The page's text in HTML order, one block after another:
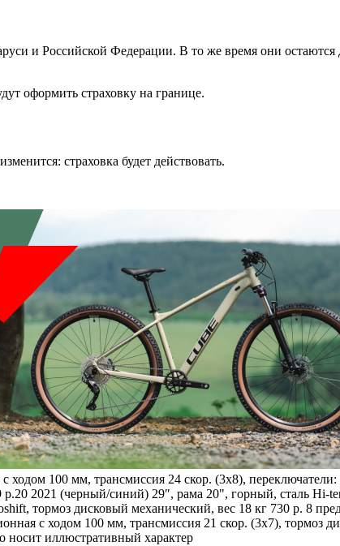
и Российской Федерации. В то же время они остаются
оформить страховку на границе.
страховка будет действовать.
100 мм, трансмиссия 24 скор. (3х8),
2021 (черный/синий) 29″, рама 20", горный, сталь Hi-
тормоз дисковый механический, вес 18 кг 730 р. 8
с ходом 100 мм, трансмиссия 21 скор. (3х7), тормоз
иллюстративный характер